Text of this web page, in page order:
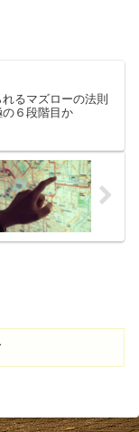
れるマズローの法則
の６段階目か